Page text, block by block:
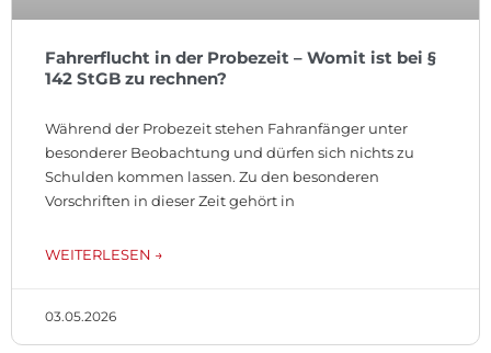
Fahrerflucht in der Probezeit – Womit ist bei §
142 StGB zu rechnen?
Während der Probezeit stehen Fahranfänger unter
besonderer Beobachtung und dürfen sich nichts zu
Schulden kommen lassen. Zu den besonderen
Vorschriften in dieser Zeit gehört in
WEITERLESEN →
03.05.2026